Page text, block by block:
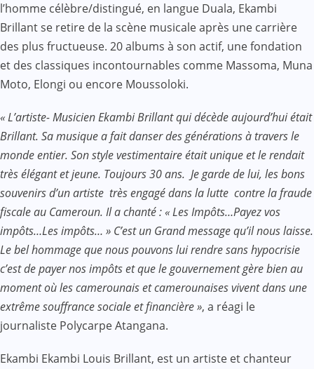
l’homme célèbre/distingué, en langue Duala, Ekambi
Brillant se retire de la scène musicale après une carrière
des plus fructueuse. 20 albums à son actif, une fondation
et des classiques incontournables comme Massoma, Muna
Moto, Elongi ou encore Moussoloki.
« L’artiste- Musicien Ekambi Brillant qui décède aujourd’hui était
Brillant. Sa musique a fait danser des générations à travers le
monde entier. Son style vestimentaire était unique et le rendait
très élégant et jeune. Toujours 30 ans. Je garde de lui, les bons
souvenirs d’un artiste très engagé dans la lutte contre la fraude
fiscale au Cameroun. Il a chanté : « Les Impôts…Payez vos
impôts…Les impôts… » C’est un Grand message qu’il nous laisse.
Le bel hommage que nous pouvons lui rendre sans hypocrisie
c’est de payer nos impôts et que le gouvernement gère bien au
moment où les camerounais et camerounaises vivent dans une
extrême souffrance sociale et financière », a réagi le
journaliste Polycarpe Atangana.
Ekambi Ekambi Louis Brillant, est un artiste et chanteur